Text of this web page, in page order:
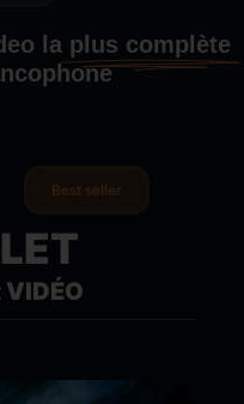
la plus complète
Best seller